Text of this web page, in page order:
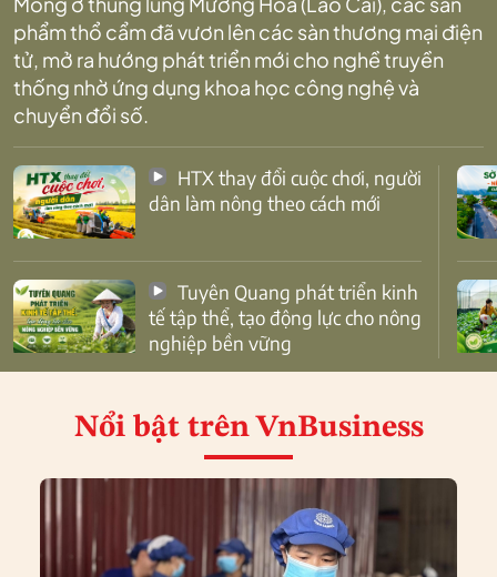
phẩm thổ cẩm đã vươn lên các sàn thương mại điện
tử, mở ra hướng phát triển mới cho nghề truyền
thống nhờ ứng dụng khoa học công nghệ và
chuyển đổi số.
dân làm nông theo cách mới
tế tập thể, tạo động lực cho nông
nghiệp bền vững
Nổi bật trên VnBusiness